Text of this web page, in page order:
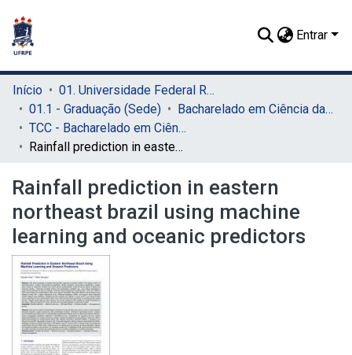
Entrar
Início
01. Universidade Federal Rural de Pernambuco - UFRPE (Sede)
01.1 - Graduação (Sede)
Bacharelado em Ciência da Computação (Sede)
TCC - Bacharelado em Ciência da Computação (Sede)
Rainfall prediction in eastern northeast brazil using machine learning and oceanic predictors
Rainfall prediction in eastern
northeast brazil using machine
learning and oceanic predictors